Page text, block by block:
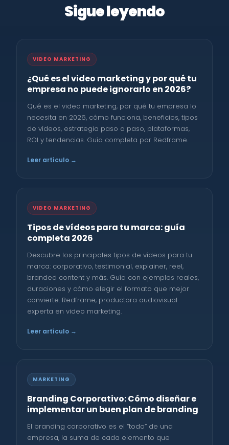
Sigue leyendo
VIDEO MARKETING
¿Qué es el video marketing y por qué tu
empresa no puede ignorarlo en 2026?
Qué es el video marketing, por qué tu empresa lo
necesita en 2026, cómo funciona, beneficios, tipos
de vídeos, estrategia paso a paso, plataformas,
ROI y tendencias. Guía completa por Redframe.
Leer artículo →
VIDEO MARKETING
Tipos de vídeos para tu marca: guía
completa 2026
Descubre los principales tipos de vídeos para tu
marca: corporativo, testimonial, explainer, reel,
branded content y más. Guía con ejemplos reales,
duraciones y cómo elegir el formato que mejor
convierte. Redframe, productora audiovisual
experta en video marketing.
Leer artículo →
MARKETING
Branding Corporativo: Cómo diseñar e
implementar un buen plan de branding
El branding corporativo es el “todo” de una
empresa, la suma de cada elemento que